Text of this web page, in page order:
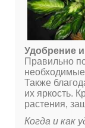
Удобрение
Правильно
необходимые
Также
их яркость.
растения,
Когда и как